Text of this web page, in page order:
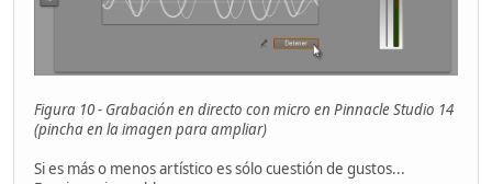
Figura 10 - Grabación en directo con micro en Pinnacle Studio 14
(pincha en la imagen para ampliar)
Si es más o menos artístico es sólo cuestión de gustos...